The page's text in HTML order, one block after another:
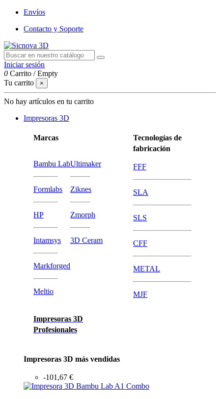
Envíos
Contacto y Soporte
Iniciar sesión
0 Carrito /Empty
Tu carrito
×
No hay artículos en tu carrito
Impresoras 3D
Marcas
Bambu Lab
Formlabs
HP
Intamsys
Markforged
Meltio
Ultimaker
Ziknes
Zmorph
3D Ceram
Impresoras 3D
Profesionales
Tecnologías de
fabricación
FFF
SLA
SLS
CFF
METAL
MJF
Impresoras 3D más vendidas
-101,67 €